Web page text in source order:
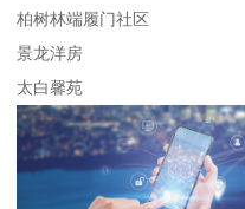
柏树林端履门社区
景龙洋房
太白馨苑